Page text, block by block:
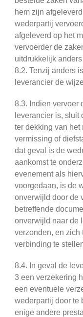
hem zijn
wederpartij
afgeleverd op het
vervoerder de
uitdrukkelijk
8.2. Tenzij anders
leverancier de
8.3. Indien vervoer
leverancier is, sluit
ter dekking van het
vermissing of
dat geval is de
aankomst te
evenement als
voorgedaan, is de
onverwijld door de
betreffende
onverwijld naar de
verzonden, en zich
verbinding te
8.4. In geval de
3 een verzekering
een eventuele
wederpartij door te
enige andere